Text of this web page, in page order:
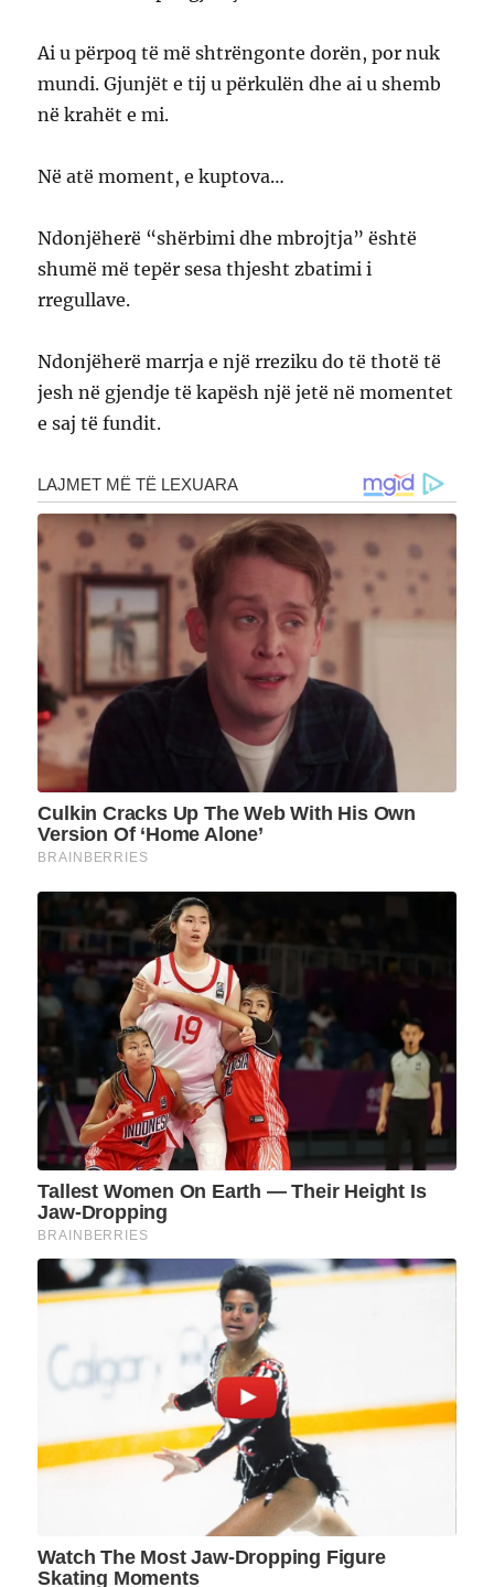
Ai u përpoq të më shtrëngonte dorën, por nuk
mundi. Gjunjët e tij u përkulën dhe ai u shemb
në krahët e mi.
Në atë moment, e kuptova…
Ndonjëherë “shërbimi dhe mbrojtja” është
shumë më tepër sesa thjesht zbatimi i
rregullave.
Ndonjëherë marrja e një rreziku do të thotë të
jesh në gjendje të kapësh një jetë në momentet
e saj të fundit.